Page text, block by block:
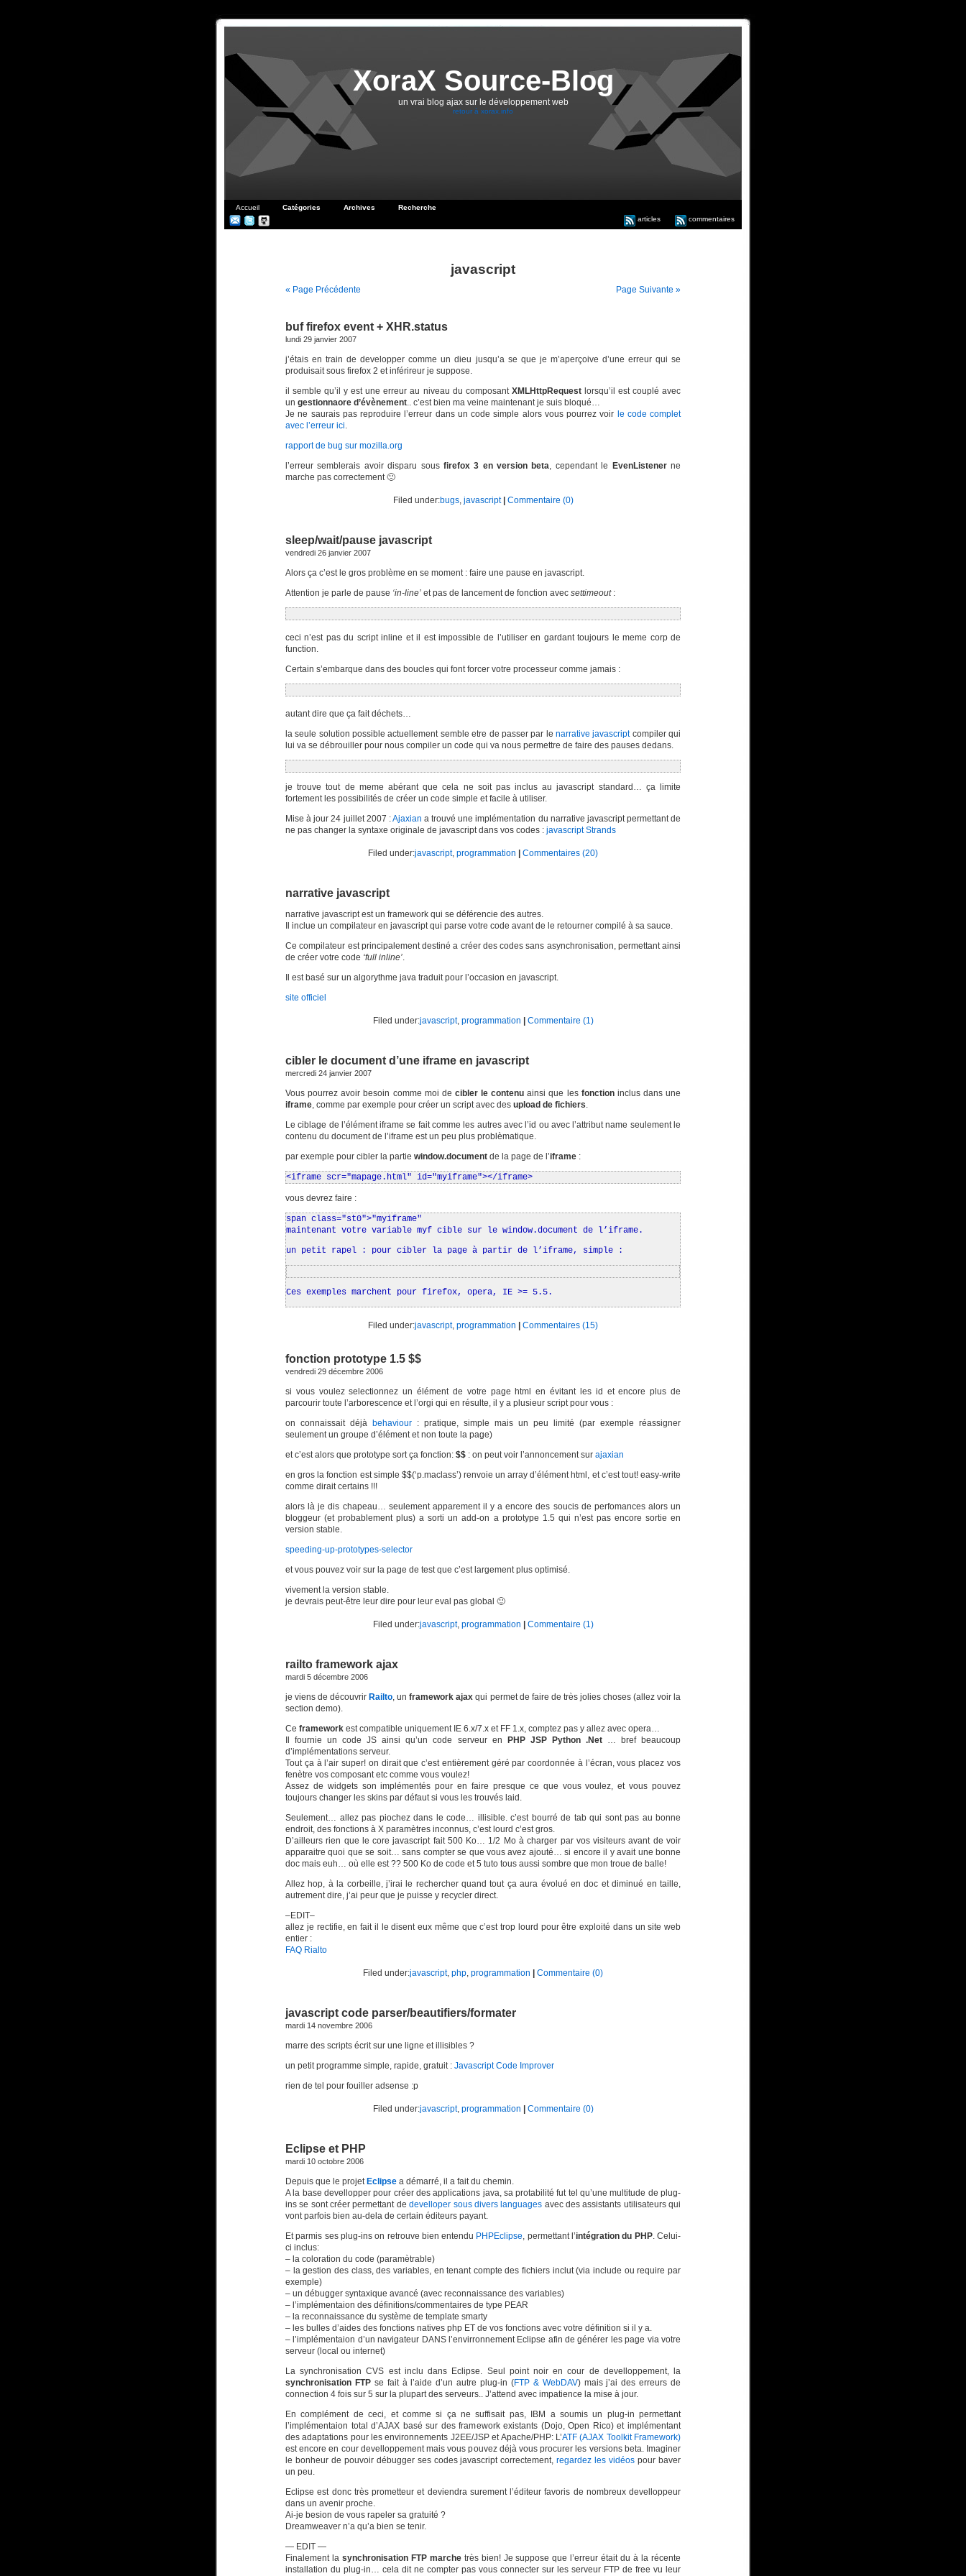
XoraX Source-Blog
un vrai blog ajax sur le développement web
retour à xorax.info
Accueil Catégories Archives
Recherche
articles
commentaires
javascript
« Page Précédente Page Suivante »
buf firefox event + XHR.status
lundi 29 janvier 2007
j’étais en train de developper comme un dieu jusqu’a se que je m’aperçoive d’une erreur qui se
produisait sous firefox 2 et inférireur je suppose.
il semble qu’il y est une erreur au niveau du composant XMLHttpRequestlorsqu’il est couplé avec
un gestionnaore d’évènement.. c’est bien ma veine maintenant je suis bloqué…
Je ne saurais pas reproduire l’erreur dans un code simple alors vous pourrez voir le code complet
avec l’erreur ici.
rapport de bug sur mozilla.org
l’erreur semblerais avoir disparu sous firefox 3 en version beta, cependant le EvenListenerne
marche pas correctement 🙁
Filed under:bugs, javascript Commentaire (0)
sleep/wait/pause javascript
vendredi 26 janvier 2007
Alors ça c’est le gros problème en se moment : faire une pause en javascript.
Attention je parle de pause ‘in-line’ et pas de lancement de fonction avec settimeout:
ceci n’est pas du script inline et il est impossible de l’utiliser en gardant toujours le meme corp de
function.
Certain s’embarque dans des boucles qui font forcer votre processeur comme jamais :
autant dire que ça fait déchets…
la seule solution possible actuellement semble etre de passer par le narrative javascriptcompiler qui
lui va se débrouiller pour nous compiler un code qui va nous permettre de faire des pauses dedans.
je trouve tout de meme abérant que cela ne soit pas inclus au javascript standard… ça limite
fortement les possibilités de créer un code simple et facile à utiliser.
Mise à jour 24 juillet 2007 :Ajaxian a trouvé une implémentation du narrative javascript permettant de
ne pas changer la syntaxe originale de javascript dans vos codes : javascript Strands
Filed under:javascript, programmation Commentaires (20)
narrative javascript
narrative javascript est un framework qui se déférencie des autres.
Il inclue un compilateur en javascript qui parse votre code avant de le retourner compilé à sa sauce.
Ce compilateur est principalement destiné a créer des codes sans asynchronisation, permettant ainsi
de créer votre code ‘full inline’.
Il est basé sur un algorythme java traduit pour l’occasion en javascript.
site officiel
Filed under:javascript, programmation Commentaire (1)
cibler le document d’une iframe en javascript
mercredi 24 janvier 2007
Vous pourrez avoir besoin comme moi de cibler le contenu ainsi que les fonctioninclus dans une
iframe, comme par exemple pour créer un script avec des upload de fichiers.
Le ciblage de l’élément iframe se fait comme les autres avec l’id ou avec l’attribut name seulement le
contenu du document de l’iframe est un peu plus problèmatique.
par exemple pour cibler la partie window.document de la page de l’iframe :
<iframe scr="mapage.html" id="myiframe"></iframe>
vous devrez faire :
span class="st0">"myiframe"
maintenant votre variable myf cible sur le window.document de l’iframe.
un petit rapel : pour cibler la page à partir de l’iframe, simple :
Ces exemples marchent pour firefox, opera, IE >= 5.5.
Filed under:javascript, programmation Commentaires (15)
fonction prototype 1.5 $$
vendredi 29 décembre 2006
si vous voulez selectionnez un élément de votre page html en évitant les id et encore plus de
parcourir toute l’arborescence et l’orgi qui en résulte, il y a plusieur script pour vous :
on connaissait déjà behaviour : pratique, simple mais un peu limité (par exemple réassigner
seulement un groupe d’élément et non toute la page)
et c’est alors que prototype sort ça fonction: $$ : on peut voir l’annoncement sur ajaxian
en gros la fonction est simple $$(‘p.maclass’) renvoie un array d’élément html, et c’est tout! easy-write
comme dirait certains !!!
alors là je dis chapeau… seulement apparement il y a encore des soucis de perfomances alors un
bloggeur (et probablement plus) a sorti un add-on a prototype 1.5 qui n’est pas encore sortie en
version stable.
speeding-up-prototypes-selector
et vous pouvez voir sur la page de test que c’est largement plus optimisé.
vivement la version stable.
je devrais peut-être leur dire pour leur eval pas global 🙂
Filed under:javascript, programmation Commentaire (1)
railto framework ajax
mardi 5 décembre 2006
je viens de découvrir Railto, unframework ajax qui permet de faire de très jolies choses (allez voir la
section demo).
Ce framework est compatible uniquement IE 6.x/7.x et FF 1.x, comptez pas y allez avec opera…
Il fournie un code JS ainsi qu’un code serveur en
PHP JSP Python .Net… bref beaucoup
d’implémentations serveur.
Tout ça à l’air super! on dirait que c’est entièrement géré par coordonnée à l’écran, vous placez vos
fenètre vos composant etc comme vous voulez!
Assez de widgets son implémentés pour en faire presque ce que vous voulez, et vous pouvez
toujours changer les skins par défaut si vous les trouvés laid.
Seulement… allez pas piochez dans le code… illisible. c’est bourré de tab qui sont pas au bonne
endroit, des fonctions à X paramètres inconnus, c’est lourd c’est gros.
D’ailleurs rien que le core javascript fait 500 Ko… 1/2 Mo à charger par vos visiteurs avant de voir
apparaitre quoi que se soit… sans compter se que vous avez ajouté… si encore il y avait une bonne
doc mais euh… où elle est ?? 500 Ko de code et 5 tuto tous aussi sombre que mon troue de balle!
Allez hop, à la corbeille, j’irai le rechercher quand tout ça aura évolué en doc et diminué en taille,
autrement dire, j’ai peur que je puisse y recycler direct.
–EDIT–
allez je rectifie, en fait il le disent eux même que c’est trop lourd pour être exploité dans un site web
entier :
FAQ Rialto
Filed under:javascript, php, programmation Commentaire (0)
javascript code parser/beautifiers/formater
mardi 14 novembre 2006
marre des scripts écrit sur une ligne et illisibles ?
un petit programme simple, rapide, gratuit : Javascript Code Improver
rien de tel pour fouiller adsense :p
Filed under:javascript, programmation Commentaire (0)
Eclipse et PHP
mardi 10 octobre 2006
Depuis que le projet Eclipse a démarré, il a fait du chemin.
A la base devellopper pour créer des applications java, sa protabilité fut tel qu’une multitude de plug-
ins se sont créer permettant dedevelloper sous divers languages avec des assistants utilisateurs qui
vont parfois bien au-dela de certain éditeurs payant.
Et parmis ses plug-ins on retrouve bien entendu PHPEclipse, permettant l’intégration du PHP. Celui-
ci inclus:
– la coloration du code (paramètrable)
– la gestion des class, des variables, en tenant compte des fichiers inclut (via include ou require par
exemple)
– un débugger syntaxique avancé (avec reconnaissance des variables)
– l’implémentaion des définitions/commentaires de type PEAR
– la reconnaissance du système de template smarty
– les bulles d’aides des fonctions natives php ET de vos fonctions avec votre définition si il y a.
– l’implémentaion d’un navigateur DANS l’envirronnement Eclipse afin de générer les page via votre
serveur (local ou internet)
La synchronisation CVS est inclu dans Eclipse. Seul point noir en cour de develloppement, la
synchronisation FTPse fait à l’aide d’un autre plug-in (FTP & WebDAV) mais j’ai des erreurs de
connection 4 fois sur 5 sur la plupart des serveurs.. J’attend avec impatience la mise à jour.
En complément de ceci, et comme si ça ne suffisait pas, IBM a soumis un plug-in permettant
l’implémentaion total d’AJAX basé sur des framework existants (Dojo, Open Rico) et implémentant
des adaptations pour les environnements J2EE/JSP et Apache/PHP: L’ATF (AJAX Toolkit Framework)
est encore en cour develloppement mais vous pouvez déjà vous procurer les versions beta. Imaginer
le bonheur de pouvoir débugger ses codes javascript correctement,regardez les vidéos pour baver
un peu.
Eclipse est donc très prometteur et deviendra surement l’éditeur favoris de nombreux develloppeur
dans un avenir proche.
Ai-je besion de vous rapeler sa gratuité ?
Dreamweaver n’a qu’a bien se tenir.
— EDIT —
Finalement la synchronisation FTP marchetrès bien! Je suppose que l’erreur était du à la récente
installation du plug-in… cela dit ne compter pas vous connecter sur les serveur FTP de free vu leur